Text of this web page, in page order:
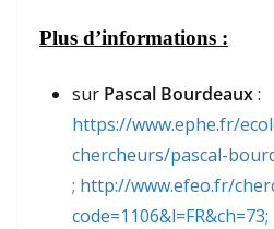
Plus d’informations :
sur Pascal Bourdeaux:
https://www.ephe.fr/
chercheurs/pascal-
; http://www.efeo.fr/
code=1106&l=FR&ch=73;